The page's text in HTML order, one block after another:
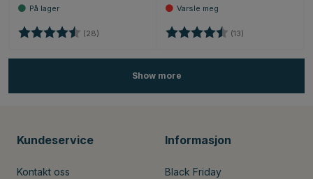
Karakter: (28) Karakter: (13)
Show more
Kundeservice
Kontakt oss
Informasjon
Black Friday